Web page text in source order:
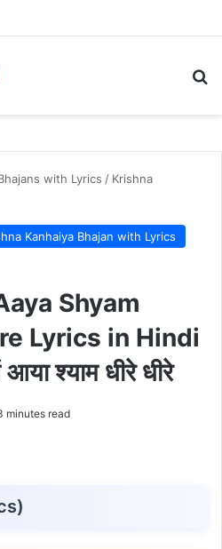
with Lyrics / Krishna
Kanhaiya Bhajan with Lyrics
Shyam
Lyrics in Hindi
श्याम धीरे धीरे
minutes read